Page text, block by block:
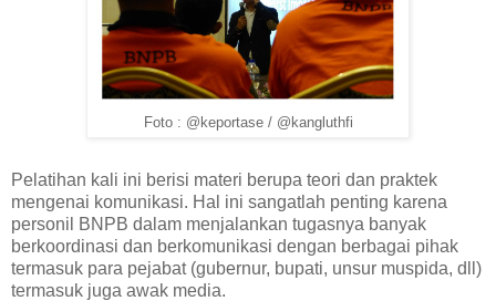
Foto : @keportase / @kangluthfi
Pelatihan kali ini berisi materi berupa teori dan praktek
mengenai komunikasi. Hal ini sangatlah penting karena
personil BNPB dalam menjalankan tugasnya banyak
berkoordinasi dan berkomunikasi dengan berbagai pihak
termasuk para pejabat (gubernur, bupati, unsur muspida, dll)
termasuk juga awak media.